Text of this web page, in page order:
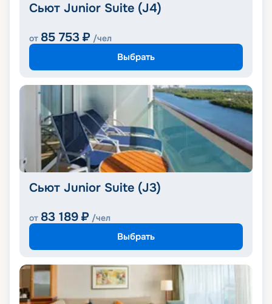
Сьют Junior Suite (J4)
от 85 753 ₽ /чел
Выбрать
Сьют Junior Suite (J3)
от 83 189 ₽ /чел
Выбрать